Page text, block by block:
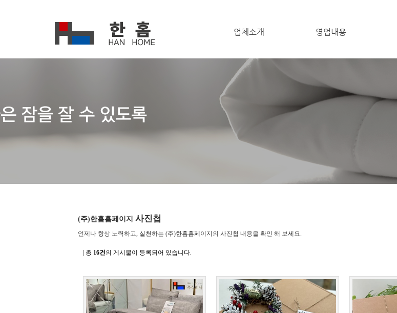
업체소개 영업내용
(주)한홈홈페이지 사진첩
언제나 항상 노력하고, 실천하는 (주)한홈홈페이지의 사진첩 내용을 확인 해 보세요.
| 총 16건의 게시물이 등록되어 있습니다.